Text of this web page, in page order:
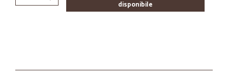
disponibile